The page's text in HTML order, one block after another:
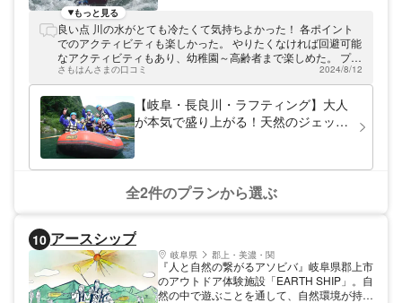
何といっても、天然のジェットコースターと
言われる激しさが魅力！！ 川下り専用の大
型のゴムボートを仕様、プロガイドと一緒だ
から簡単に激流下りを体験できます。 時に
はゆったりとした流れの中を遊泳したり、外
国人ガイドも在籍だから英会話も遊び感覚で
楽しんだり。 時には気合一発岩からの飛び
込みをしたり、 増水時はアドベンチャーラ
もっと見る
良い点 川の水がとても冷たくて気持ちよかった！ 各ポイント
でのアクティビティも楽しかった。 やりたくなければ回避可能
なアクティビティもあり、幼稚園～高齢者まで楽しめた。 プレ
イ後、満点の湯の無料で入れて良かった！ 難点 ウェットスー
ツの脱ぎ着が大変 開始ポイントへのバス移動が暑くてカーブが
多い ポイントで喉が渇いても川の水しか飲めない 参加者が多
いと遊び時間が増えて体が冷える 総括 夏には絶好のアクティ
ビティ。 行きの準備に耐えられるなら、やる価値あり！ 以上
さもはんさまの口コミ 2024/8/12
【岐阜・長良川・ラフティング】大人
が本気で盛り上がる！天然のジェット
全2件のプランから選ぶ
10 アースシップ
岐阜県 郡上・美濃・関
『人と自然の繋がるアソビバ』岐阜県郡上市
のアウトドア体験施設「EARTH SHIP」。自
然の中で遊ぶことを通して、自然環境が持つ